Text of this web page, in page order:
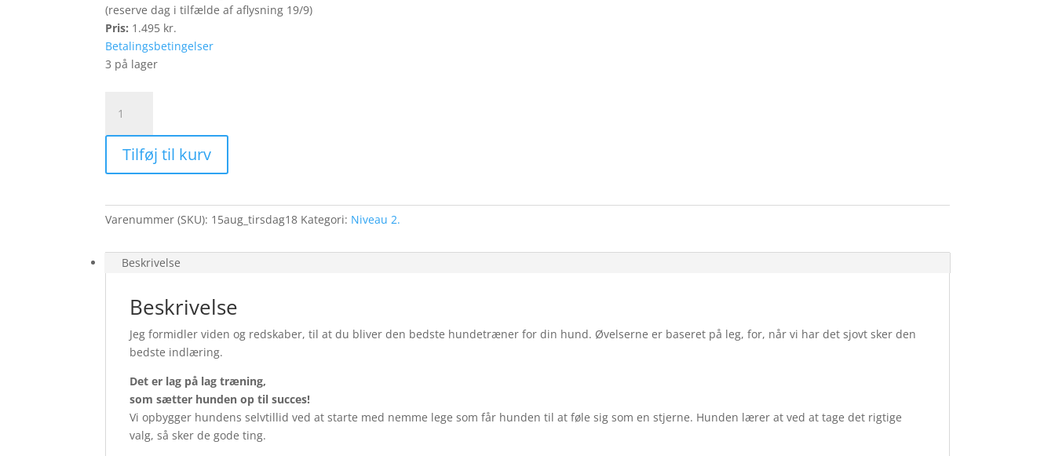
(reserve dag i tilfælde af aflysning 19/9)
Pris: 1.495 kr.
Betalingsbetingelser
3 på lager
Hundetræning
august
Kl.
18:00-
antal
Tilføj til kurv
Varenummer (SKU): 15aug_tirsdag18 Kategori: Niveau 2.
Beskrivelse
Beskrivelse
Jeg formidler viden og redskaber, til at du bliver den bedste hundetræner for din hund. Øvelserne er baseret på leg, for, når vi har det sjovt sker den
bedste indlæring.
Det er lag på lag træning,
som sætter hunden op til succes!
Vi opbygger hundens selvtillid ved at starte med nemme lege som får hunden til at føle sig som en stjerne. Hunden lærer at ved at tage det rigtige
valg, så sker de gode ting.